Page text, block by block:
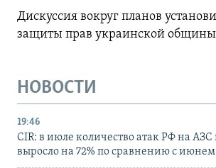
Дискуссия вокруг планов
защиты прав украинской
НОВОСТИ
19:46
CIR: в июле количество атак РФ на
выросло на 72% по сравнению с июнем